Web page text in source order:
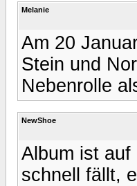
Melanie
Am 20
Stein und
Nebenrolle
NewShoe
Album ist
schnell fällt,